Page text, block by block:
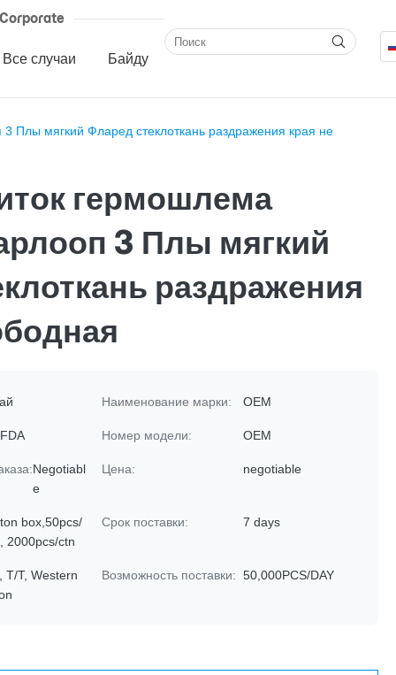
Corporate
Все случаи Байду
мягкий Фларед стеклоткань раздражения края не
гермошлема
3 Плы мягкий
раздражения
Наименование марки: OEM
Номер модели: OEM
Negotiabl
e
Цена: negotiable
box,50pcs/
2000pcs/ctn
Срок поставки: 7 days
T/T, Western
Возможность поставки: 50,000PCS/DAY